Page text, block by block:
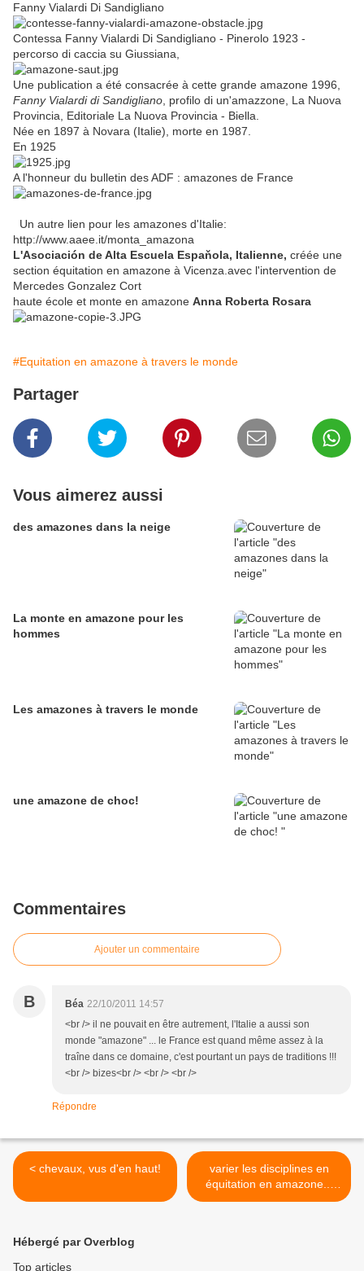
Fanny Vialardi Di Sandigliano
Contessa Fanny Vialardi Di Sandigliano - Pinerolo 1923 -
percorso di caccia su Giussiana,
Une publication a été consacrée à cette grande amazone 1996,
Fanny Vialardi di Sandigliano , profilo di un'amazzone, La Nuova
Provincia, Editoriale La Nuova Provincia - Biella.
Née en 1897 à Novara (Italie), morte en 1987.
En 1925
A l'honneur du bulletin des ADF : amazones de France
Un autre lien pour les amazones d'Italie:
http://www.aaee.it/monta_amazona
L'Asociación de Alta Escuela Espaňola, Italienne, créée une
section équitation en amazone à Vicenza.avec l'intervention de
Mercedes Gonzalez Cort
haute école et monte en amazone Anna Roberta Rosara
#Equitation en amazone à travers le monde
Partager
Vous aimerez aussi
des amazones dans la neige
La monte en amazone pour les
hommes
Les amazones à travers le monde
une amazone de choc!
Commentaires
Ajouter un commentaire
B Béa 22/10/2011 14:57
<br /> il ne pouvait en être autrement, l'Italie a aussi son
monde "amazone" ... le France est quand même assez à la
traîne dans ce domaine, c'est pourtant un pays de traditions !!!
<br /> bizes<br /> <br /> <br />
Répondre
< chevaux, vus d'en haut!
varier les disciplines en
équitation en amazone...
jeux, saut d'ostacle, cross >
Hébergé par Overblog
Top articles